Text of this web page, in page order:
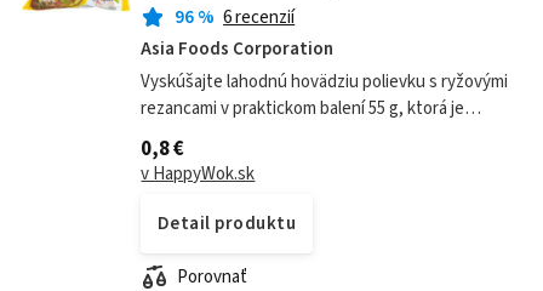
96% 6 recenzií
Asia Foods Corporation
Vyskúšajte lahodnú hovädziu polievku s ryžovými
rezancami v praktickom balení 55 g, ktorá je
ideálnou voľbou na rýchle a chutné jedlo. Táto
polievka prináša bohatú chuť...
0,8 €
v HappyWok.sk
Detail produktu
Porovnať